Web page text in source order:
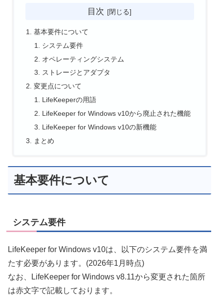
目次
基本要件について
システム要件
オペレーティングシステム
ストレージとアダプタ
変更点について
LifeKeeperの用語
LifeKeeper for Windows v10から廃止された機能
LifeKeeper for Windows v10の新機能
まとめ
基本要件について
システム要件
LifeKeeper for Windows v10は、以下のシステム要件を満
たす必要があります。(2026年1月時点)
なお、LifeKeeper for Windows v8.11から変更された箇所
は赤文字で記載しております。